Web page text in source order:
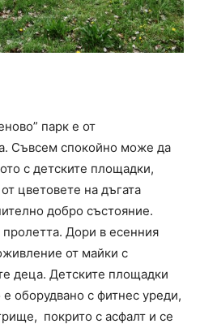
парк е от
Съвсем спокойно може да
с детските площадки,
цветовете на дъгата
добро състояние.
Дори в есенния
от майки с
деца. Детските площадки
оборудвано с фитнес уреди,
покрито с асфалт и се